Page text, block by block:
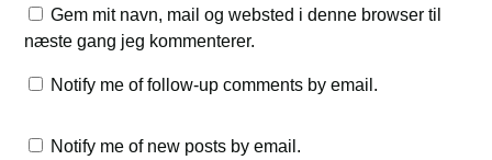
Gem mit navn, mail og websted i denne browser til
næste gang jeg kommenterer.
Notify me of follow-up comments by email.
Notify me of new posts by email.